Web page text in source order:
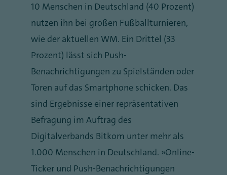
10 Menschen in Deutschland (40 Prozent)
nutzen ihn bei großen Fußballturnieren,
wie der aktuellen WM. Ein Drittel (33
Prozent) lässt sich Push-
Benachrichtigungen zu Spielständen oder
Toren auf das Smartphone schicken. Das
sind Ergebnisse einer repräsentativen
Befragung im Auftrag des
Digitalverbands Bitkom unter mehr als
1.000 Menschen in Deutschland. „Online-
Ticker und Push-Benachrichtigungen